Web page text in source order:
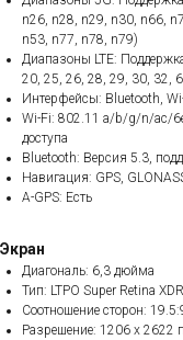
n26, n28, n29, n30, n66,
n53, n77, n78, n79)
Диапазоны LTE:
20, 25, 26, 28, 29, 30, 32,
Интерфейсы: Bluetooth,
Wi-Fi: 802.11 a/b/g/n/ac/
доступа
Bluetooth: Версия 5.3,
Навигация: GPS,
A-GPS: Есть
Экран
Диагональ: 6,3 дюйма
Тип: LTPO Super Retina
Соотношение сторон:
Разрешение: 1206 x 2622